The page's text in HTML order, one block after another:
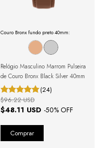
Couro Bronx fundo preto 40mm:
Relógio Masculino Marrom Pulseira
de Couro Bronx Black Silver 40mm
(24)
$48.11 USD -50% OFF
$96.22 USD